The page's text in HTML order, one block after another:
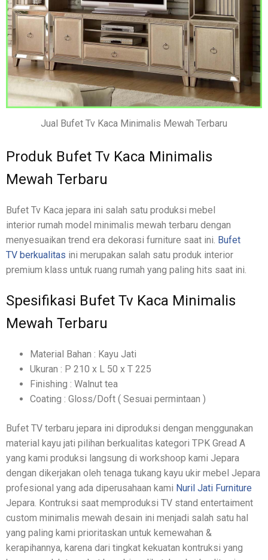
Jual Bufet Tv Kaca Minimalis Mewah Terbaru
Produk Bufet Tv Kaca Minimalis
Mewah Terbaru
Bufet Tv Kaca jepara ini salah satu produksi mebel
interior rumah model minimalis mewah terbaru dengan
menyesuaikan trend era dekorasi furniture saat ini. Bufet
TV berkualitas ini merupakan salah satu produk interior
premium klass untuk ruang rumah yang paling hits saat ini.
Spesifikasi Bufet Tv Kaca Minimalis
Mewah Terbaru
Material Bahan : Kayu Jati
Ukuran : P 210 x L 50 x T 225
Finishing : Walnut tea
Coating : Gloss/Doft ( Sesuai permintaan )
Bufet TV terbaru jepara ini diproduksi dengan menggunakan
material kayu jati pilihan berkualitas kategori TPK Gread A
yang kami produksi langsung di workshoop kami Jepara
dengan dikerjakan oleh tenaga tukang kayu ukir mebel Jepara
profesional yang ada diperusahaan kami Nuril Jati Furniture
Jepara. Kontruksi saat memproduksi TV stand entertaiment
custom minimalis mewah desain ini menjadi salah satu hal
yang paling kami prioritaskan untuk kemewahan &
kerapihannya, karena dari tingkat kekuatan kontruksi yang